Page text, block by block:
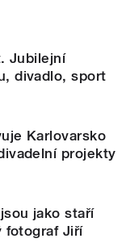
Jubilejní
divadlo, sport
Karlovarsko
projekty
jako staří
fotograf Jiří